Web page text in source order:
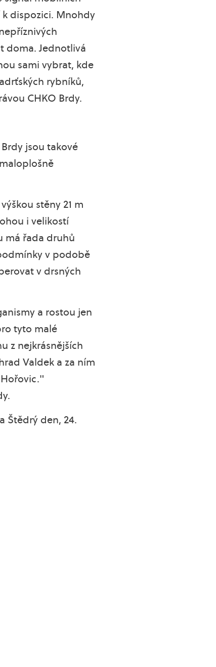
dispozici. Mnohdy
doma. Jednotlivá
sami vybrat, kde
rybníků,
CHKO Brdy.
jsou takové
stěny 21 m
i velikostí
má řada druhů
v podobě
v drsných
a rostou jen
tyto malé
z nejkrásnějších
Valdek a za ním
Štědrý den, 24.